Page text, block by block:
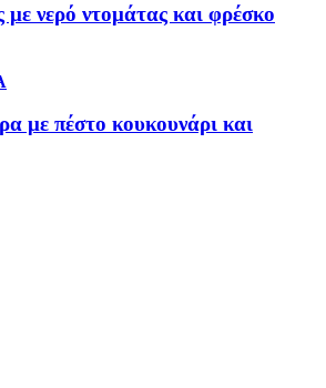
με νερό ντομάτας και φρέσκο
με πέστο κουκουνάρι και